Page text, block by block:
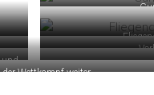
und
Wettkampf weiter